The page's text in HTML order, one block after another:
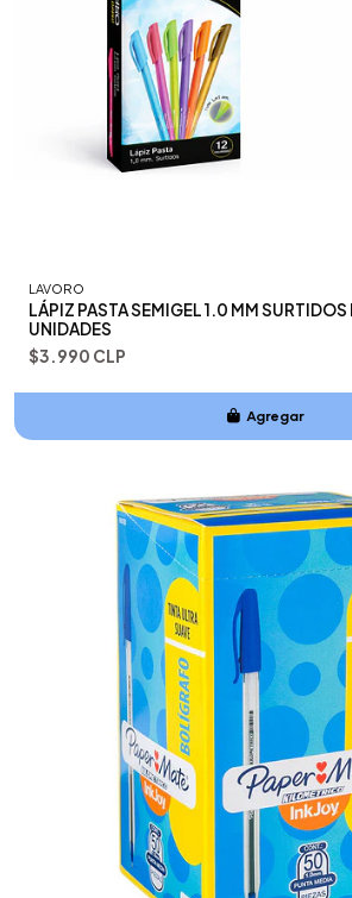
LAVORO
LÁPIZ PASTA SEMIGEL 1.0 MM SURTIDOS
UNIDADES
$3.990 CLP
Agregar